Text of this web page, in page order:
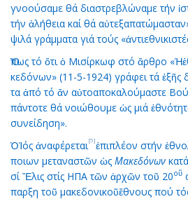
γνο­ού­σα­με θά δι­α­στρε­βλώ­να­με τήν
τήν ἀ­λή­θεια καί θά
ψι­λά γράμ­μα­τα γιά τούς
Ὅ­πως τό ὅ­τι ὁ Μι­σίρ­κωφ στό ἄρ­θρο
κε­δό­νων» (11-5-1924) γρά­φει τά ἑ­ξῆς
τα ἀ­πό τό ἄν αὐ­το­α­πο­κα­λού­μα­στε
πάν­το­τε θά νοι­ώ­θου­με ὡς μιά
συ­νεί­δη­ση».
ὉἸ­ός ἀ­να­φέ­ρε­ται [5]ἐ­πι­πλέ­ον στήν
ποι­ων με­τα­να­στῶν ὡς Μα­κε­δό­νων
σί Ἔ­λις στίς ΗΠΑ τῶν ἀρ­χῶν τοῦ 20οῦ
παρ­ξη τοῦ μα­κε­δο­νι­κοῦἔ­θνους πού